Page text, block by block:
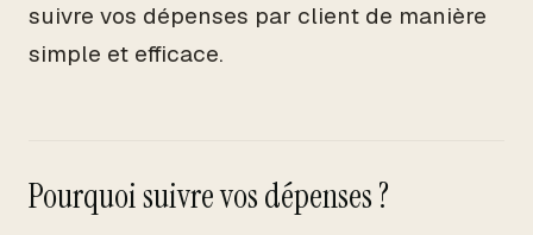
suivre vos dépenses par client de manière
simple et efficace.
Pourquoi suivre vos dépenses ?